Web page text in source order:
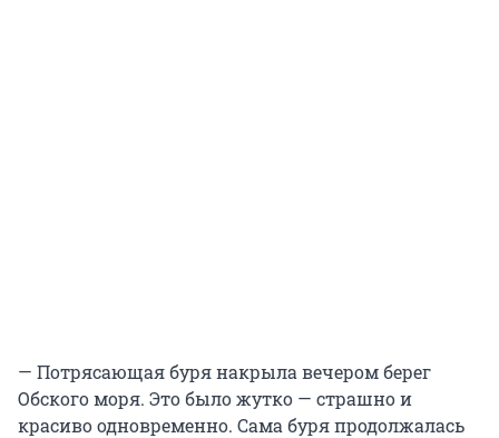
— Потрясающая буря накрыла вечером берег
Обского моря. Это было жутко — страшно и
красиво одновременно. Сама буря продолжалась